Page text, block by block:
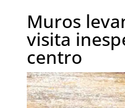
Muros
visita
centro